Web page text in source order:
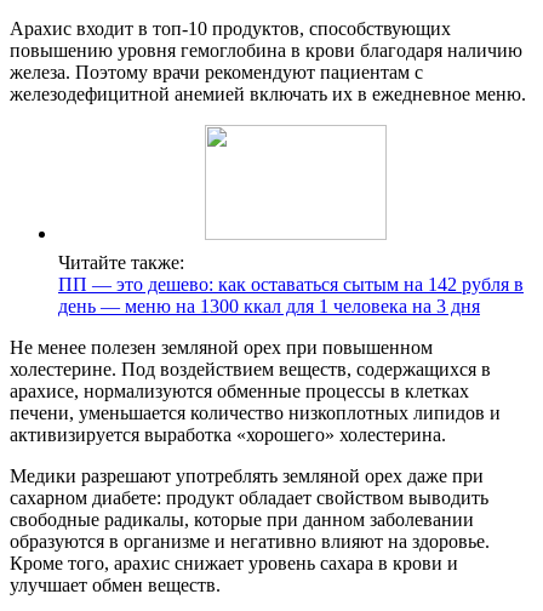
Арахис входит в топ-10 продуктов, способствующих
повышению уровня гемоглобина в крови благодаря наличию
железа. Поэтому врачи рекомендуют пациентам с
железодефицитной анемией включать их в ежедневное меню.
Читайте также:
ПП — это дешево: как оставаться сытым на 142 рубля в
день — меню на 1300 ккал для 1 человека на 3 дня
Не менее полезен земляной орех при повышенном
холестерине. Под воздействием веществ, содержащихся в
арахисе, нормализуются обменные процессы в клетках
печени, уменьшается количество низкоплотных липидов и
активизируется выработка «хорошего» холестерина.
Медики разрешают употреблять земляной орех даже при
сахарном диабете: продукт обладает свойством выводить
свободные радикалы, которые при данном заболевании
образуются в организме и негативно влияют на здоровье.
Кроме того, арахис снижает уровень сахара в крови и
улучшает обмен веществ.